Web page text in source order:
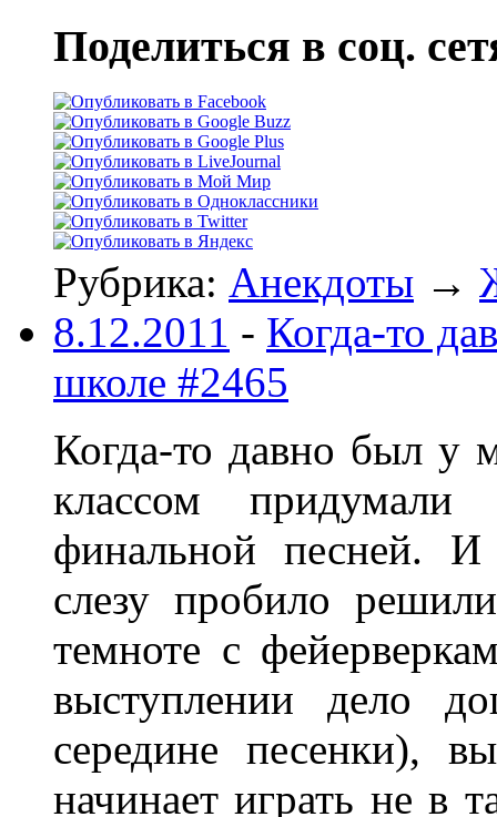
Поделиться в соц.
Рубрика: Анекдоты →
8.12.2011 - Когда-то
школе #2465
Когда-то давно был
классом
финальной песней. И
слезу пробило
темноте с
выступлении дело
середине песенки),
начинает играть не в